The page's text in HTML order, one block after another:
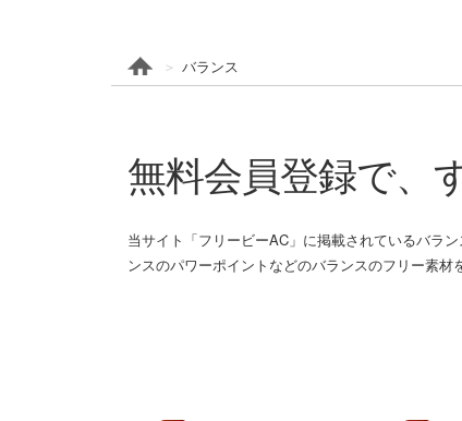
バランス
無料会員登録で、
当サイト「フリービーAC」に掲載されているバラ
ンスのパワーポイントなどのバランスのフリー素